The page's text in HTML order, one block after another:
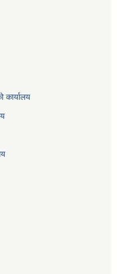
कार्यालय